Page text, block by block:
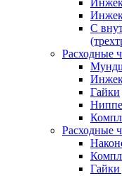
С
Расходные
Гайки
Расходные
Гайки